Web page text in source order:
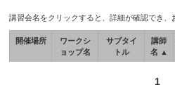
講習会名をクリックすると、詳細が確認でき、
開催場所
ワークシ
ョップ名
サブタイ
トル
講師
名 ▲
1